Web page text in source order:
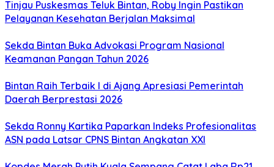
Tinjau Puskesmas Teluk Bintan, Roby Ingin Pastikan
Pelayanan Kesehatan Berjalan Maksimal
Sekda Bintan Buka Advokasi Program Nasional
Keamanan Pangan Tahun 2026
Bintan Raih Terbaik I di Ajang Apresiasi Pemerintah
Daerah Berprestasi 2026
Sekda Ronny Kartika Paparkan Indeks Profesionalitas
ASN pada Latsar CPNS Bintan Angkatan XXI